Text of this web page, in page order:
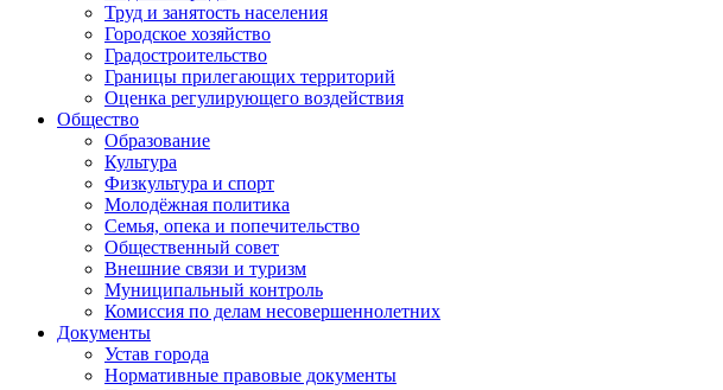
Труд и занятость населения
Городское хозяйство
Градостроительство
Границы прилегающих территорий
Оценка регулирующего воздействия
Общество
Образование
Культура
Физкультура и спорт
Молодёжная политика
Семья, опека и попечительство
Общественный совет
Внешние связи и туризм
Муниципальный контроль
Комиссия по делам несовершеннолетних
Документы
Устав города
Нормативные правовые документы